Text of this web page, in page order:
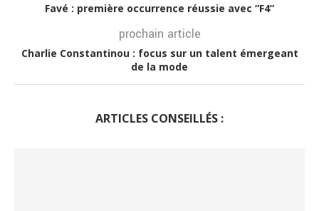
Favé : première occurrence réussie avec “F4”
prochain article
Charlie Constantinou : focus sur un talent émergeant
de la mode
ARTICLES CONSEILLÉS :